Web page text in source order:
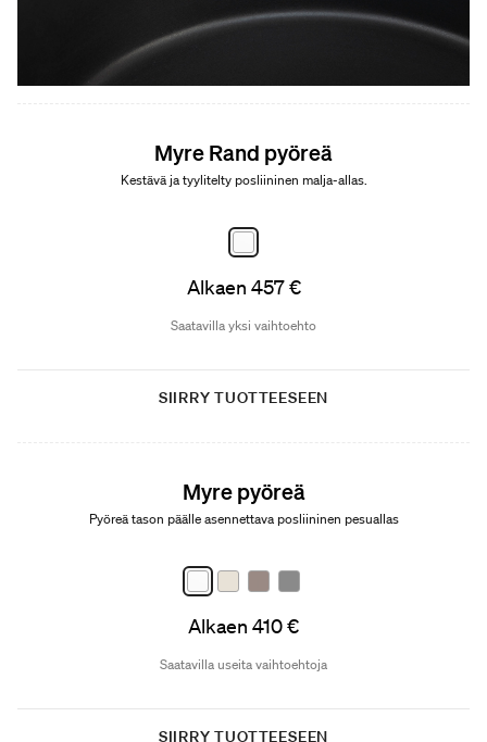
Myre Rand pyöreä
Kestävä ja tyylitelty posliininen malja-allas.
Alkaen 457 €
Saatavilla yksi vaihtoehto
SIIRRY TUOTTEESEEN
Myre pyöreä
Pyöreä tason päälle asennettava posliininen pesuallas
Alkaen 410 €
Saatavilla useita vaihtoehtoja
SIIRRY TUOTTEESEEN